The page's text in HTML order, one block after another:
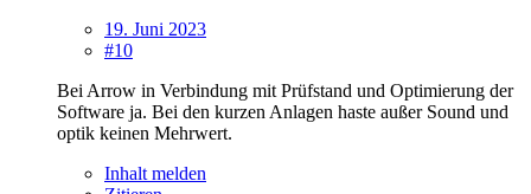
19. Juni 2023
#10
Bei Arrow in Verbindung mit Prüfstand und Optimierung der
Software ja. Bei den kurzen Anlagen haste außer Sound und
optik keinen Mehrwert.
Inhalt melden